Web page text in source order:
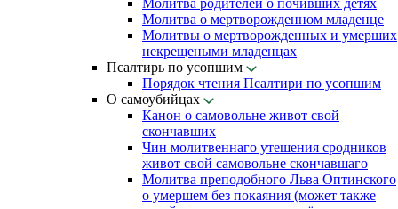
Молитва родителей о почивших детях
Молитва о мертворожденном младенце
Молитвы о мертворожденных и умерших
некрещеными младенцах
Псалтирь по усопшим
Порядок чтения Псалтири по усопшим
О самоубийцах
Канон о самовольне живот свой
скончавших
Чин молитвеннаго утешения сродников
живот свой самовольне скончавшаго
Молитва преподобного Льва Оптинского
о умершем без покаяния (может также